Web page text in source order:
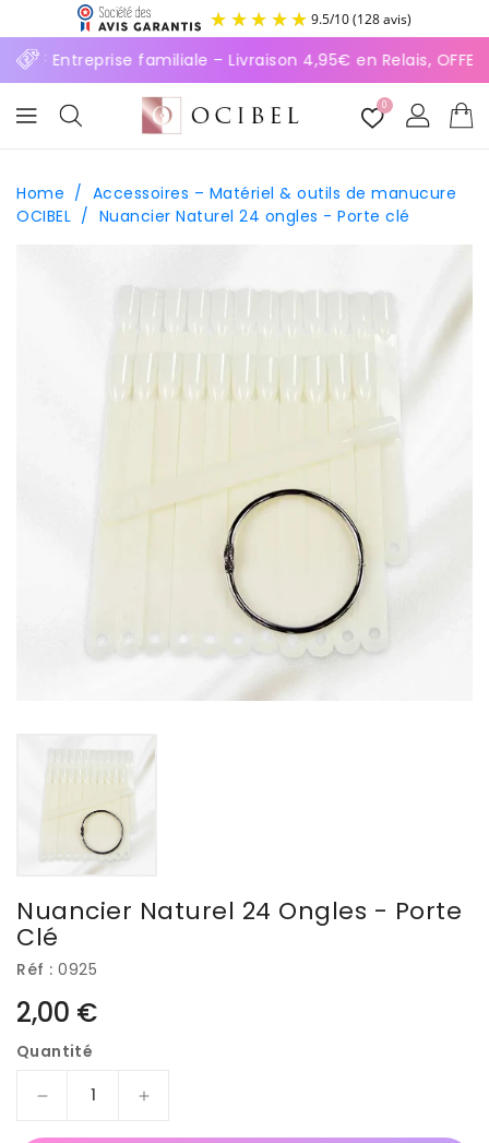
9.5/10
⚡ Entreprise familiale – Livraison 4,95€ en Relais,
0
Home / Accessoires – Matériel & outils de manucure
OCIBEL / Nuancier Naturel 24 ongles - Porte clé
Nuancier Naturel 24 Ongles - Porte
Clé
Réf : 0925
Prix
habituel
2,00 €
Quantité
Réduire
Augmenter